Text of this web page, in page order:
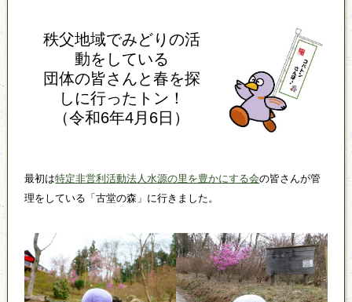
秩父地域でみどりの活
動をしている
団体の皆さんと春を探
しに行ったトン！
（令和6年4月6日）
最初は特定非営利活動法人水源の里を豊かにする会の皆さんが管
理をしている「古堂の森」に行きました。